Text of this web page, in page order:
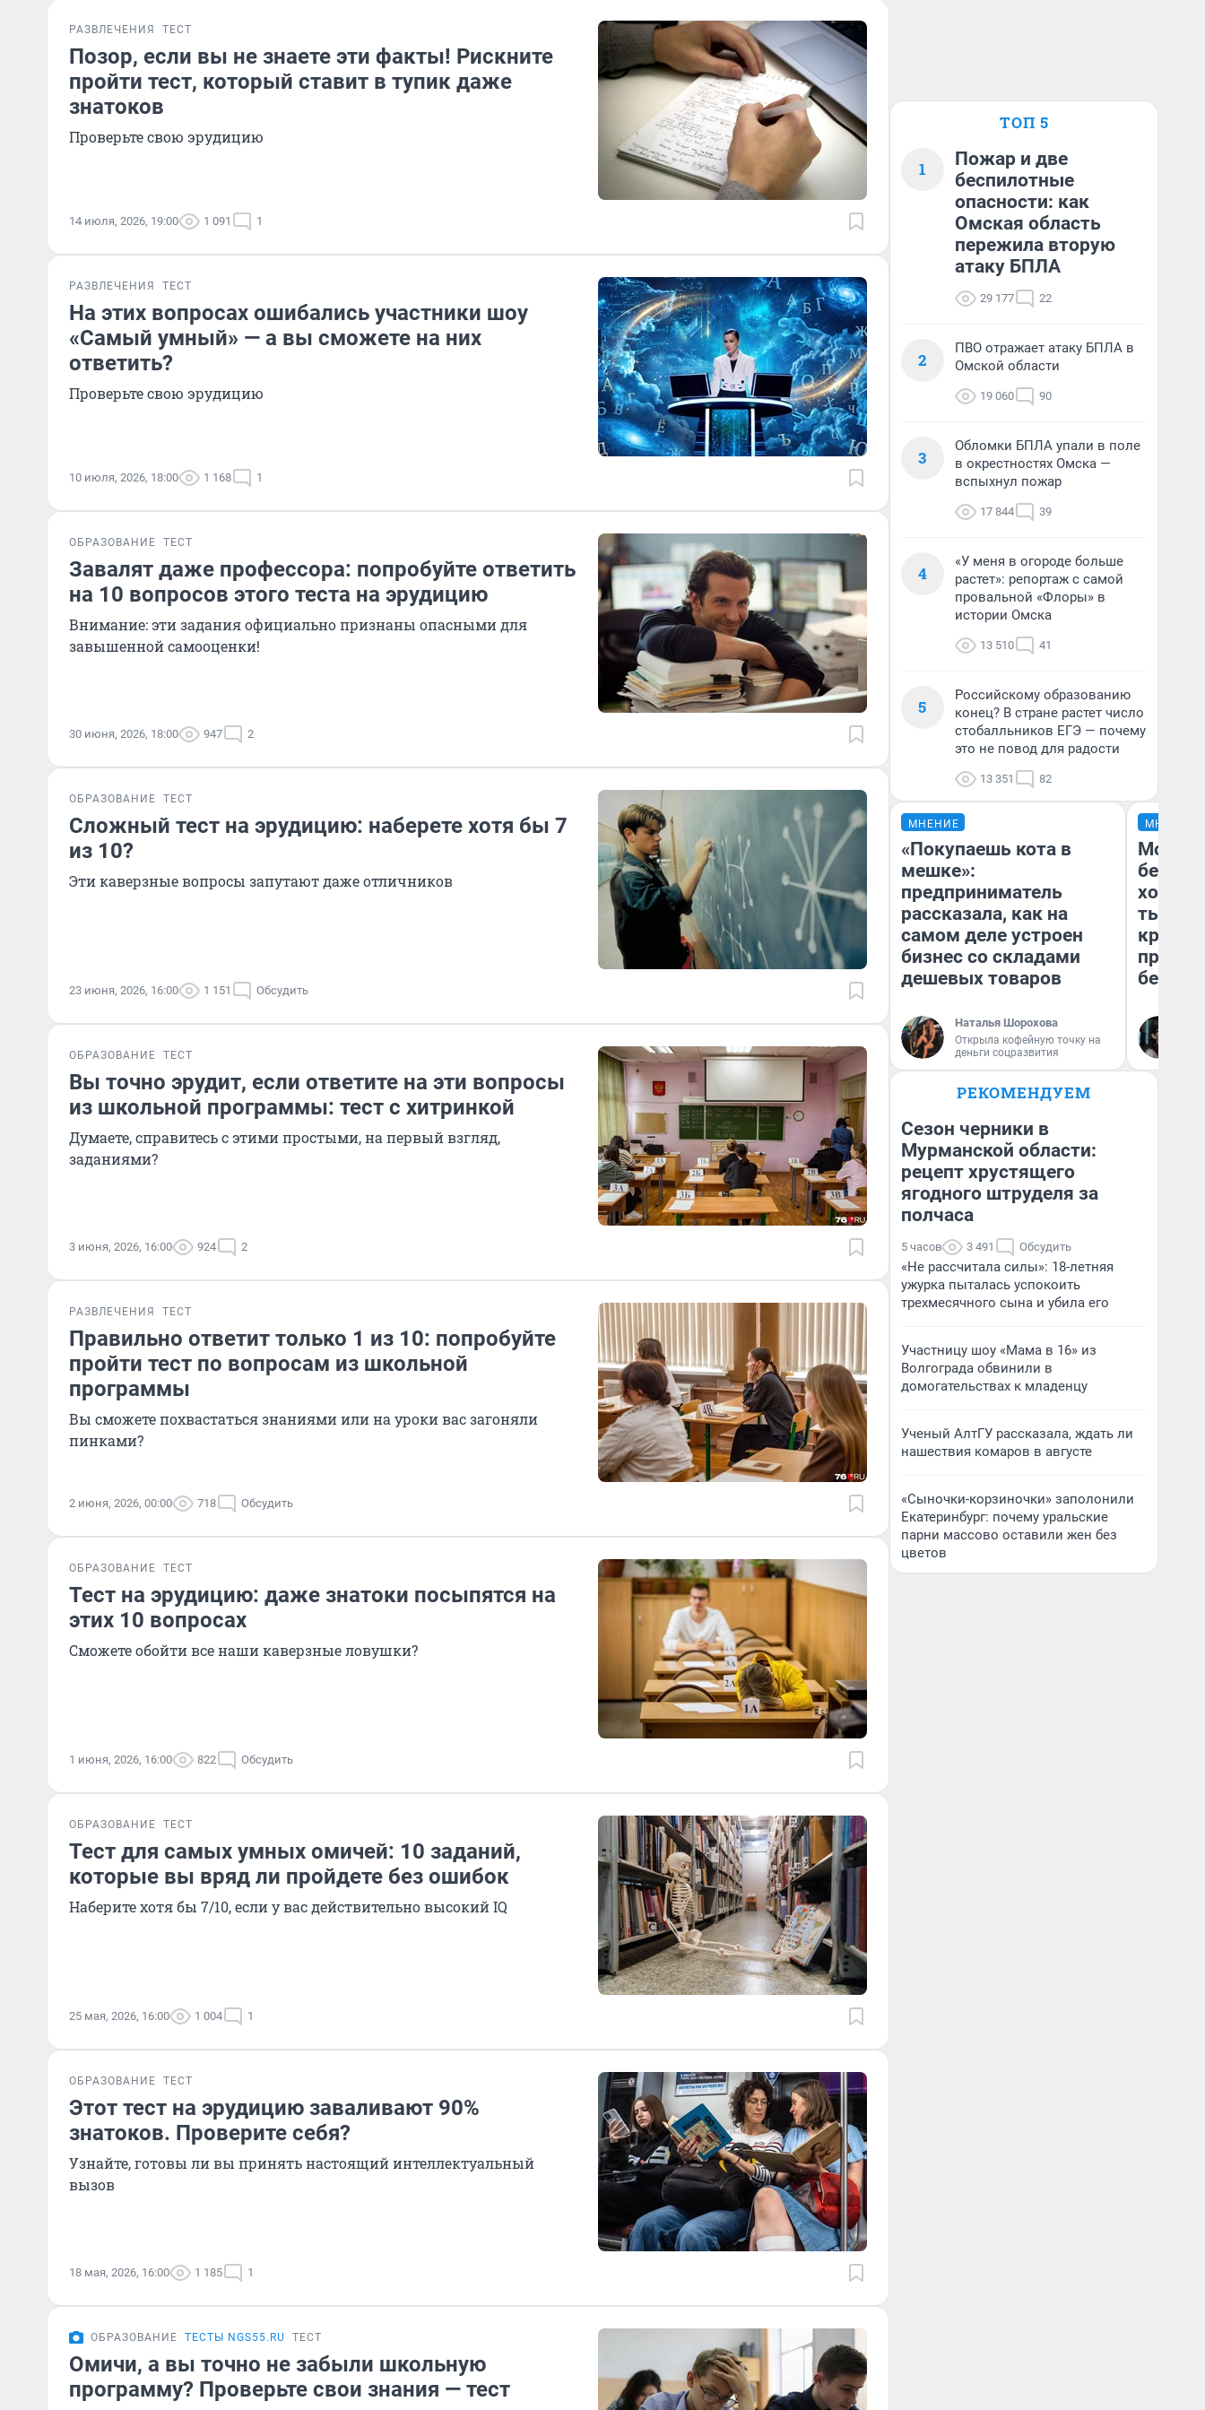
РАЗВЛЕЧЕНИЯ ТЕСТ
Позор, если вы не знаете эти факты! Рискните
пройти тест, который ставит в тупик даже
знатоков
Проверьте свою эрудицию
14 июля, 2026, 19:00 1 091 1
РАЗВЛЕЧЕНИЯ ТЕСТ
На этих вопросах ошибались участники шоу
«Самый умный» — а вы сможете на них
ответить?
Проверьте свою эрудицию
10 июля, 2026, 18:00 1 168 1
ОБРАЗОВАНИЕ ТЕСТ
Завалят даже профессора: попробуйте ответить
на 10 вопросов этого теста на эрудицию
Внимание: эти задания официально признаны опасными для
завышенной самооценки!
30 июня, 2026, 18:00 947 2
ОБРАЗОВАНИЕ ТЕСТ
Сложный тест на эрудицию: наберете хотя бы 7
из 10?
Эти каверзные вопросы запутают даже отличников
23 июня, 2026, 16:00 1 151 Обсудить
ОБРАЗОВАНИЕ ТЕСТ
Вы точно эрудит, если ответите на эти вопросы
из школьной программы: тест с хитринкой
Думаете, справитесь с этими простыми, на первый взгляд,
заданиями?
3 июня, 2026, 16:00 924 2
РАЗВЛЕЧЕНИЯ ТЕСТ
Правильно ответит только 1 из 10: попробуйте
пройти тест по вопросам из школьной
программы
Вы сможете похвастаться знаниями или на уроки вас загоняли
пинками?
2 июня, 2026, 00:00 718 Обсудить
ОБРАЗОВАНИЕ ТЕСТ
Тест на эрудицию: даже знатоки посыпятся на
этих 10 вопросах
Сможете обойти все наши каверзные ловушки?
1 июня, 2026, 16:00 822 Обсудить
ОБРАЗОВАНИЕ ТЕСТ
Тест для самых умных омичей: 10 заданий,
которые вы вряд ли пройдете без ошибок
Наберите хотя бы 7/10, если у вас действительно высокий IQ
25 мая, 2026, 16:00 1 004 1
ОБРАЗОВАНИЕ ТЕСТ
Этот тест на эрудицию заваливают 90%
знатоков. Проверите себя?
Узнайте, готовы ли вы принять настоящий интеллектуальный
вызов
18 мая, 2026, 16:00 1 185 1
ОБРАЗОВАНИЕ ТЕСТЫ NGS55.RU ТЕСТ
Омичи, а вы точно не забыли школьную
программу? Проверьте свои знания — тест
ТОП 5
1
Пожар и две
беспилотные
опасности: как
Омская область
пережила вторую
атаку БПЛА
29 177 22
2
ПВО отражает атаку БПЛА в
Омской области
19 060 90
3
Обломки БПЛА упали в поле
в окрестностях Омска —
вспыхнул пожар
17 844 39
4
«У меня в огороде больше
растет»: репортаж с самой
провальной «Флоры» в
истории Омска
13 510 41
5
Российскому образованию
конец? В стране растет число
стобалльников ЕГЭ — почему
это не повод для радости
13 351 82
МНЕНИЕ
«Покупаешь кота в
мешке»:
предприниматель
рассказала, как на
самом деле устроен
бизнес со складами
дешевых товаров
Наталья Шорохова
Открыла кофейную точку на
деньги соцразвития
МНЕНИЕ
Мой
хотела
тысяч,
РЕКОМЕНДУЕМ
Сезон черники в
Мурманской области:
рецепт хрустящего
ягодного штруделя за
полчаса
5 часов 3 491 Обсудить
«Не рассчитала силы»: 18-летняя
ужурка пыталась успокоить
трехмесячного сына и убила его
Участницу шоу «Мама в 16» из
Волгограда обвинили в
домогательствах к младенцу
Ученый АлтГУ рассказала, ждать ли
нашествия комаров в августе
«Сыночки-корзиночки» заполонили
Екатеринбург: почему уральские
парни массово оставили жен без
цветов